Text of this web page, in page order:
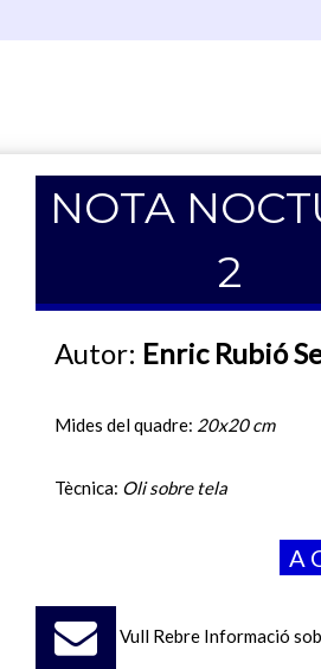
NOTA
2
Autor: Enric Rubió
Mides del quadre: 20x20 cm
Tècnica: Oli sobre tela
A
Vull Rebre Informació